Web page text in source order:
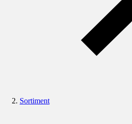
Sortiment